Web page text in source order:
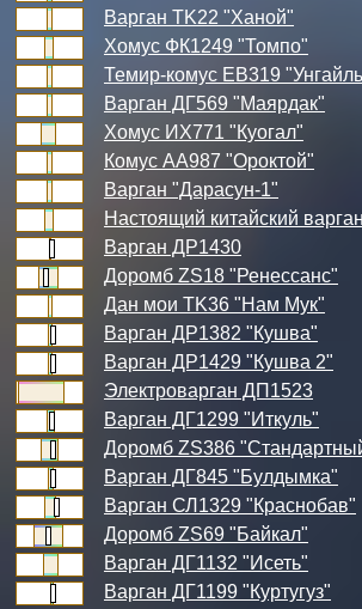
Варган TK22 "Ханой"
Хомус ФК1249 "Томпо"
Темир-комус ЕВ319
Варган ДГ569 "Маярдак"
Хомус ИХ771 "Куогал"
Комус АА987 "Ороктой"
Варган "Дарасун-1"
Настоящий китайский варган
Варган ДР1430
Доромб ZS18 "Ренессанс"
Дан мои TK36 "Нам Мук"
Варган ДР1382 "Кушва"
Варган ДР1429 "Кушва 2"
Электроварган ДП1523
Варган ДГ1299 "Иткуль"
Доромб ZS386
Варган ДГ845 "Булдымка"
Варган СЛ1329 "Краснобав"
Доромб ZS69 "Байкал"
Варган ДГ1132 "Исеть"
Варган ДГ1199 "Куртугуз"